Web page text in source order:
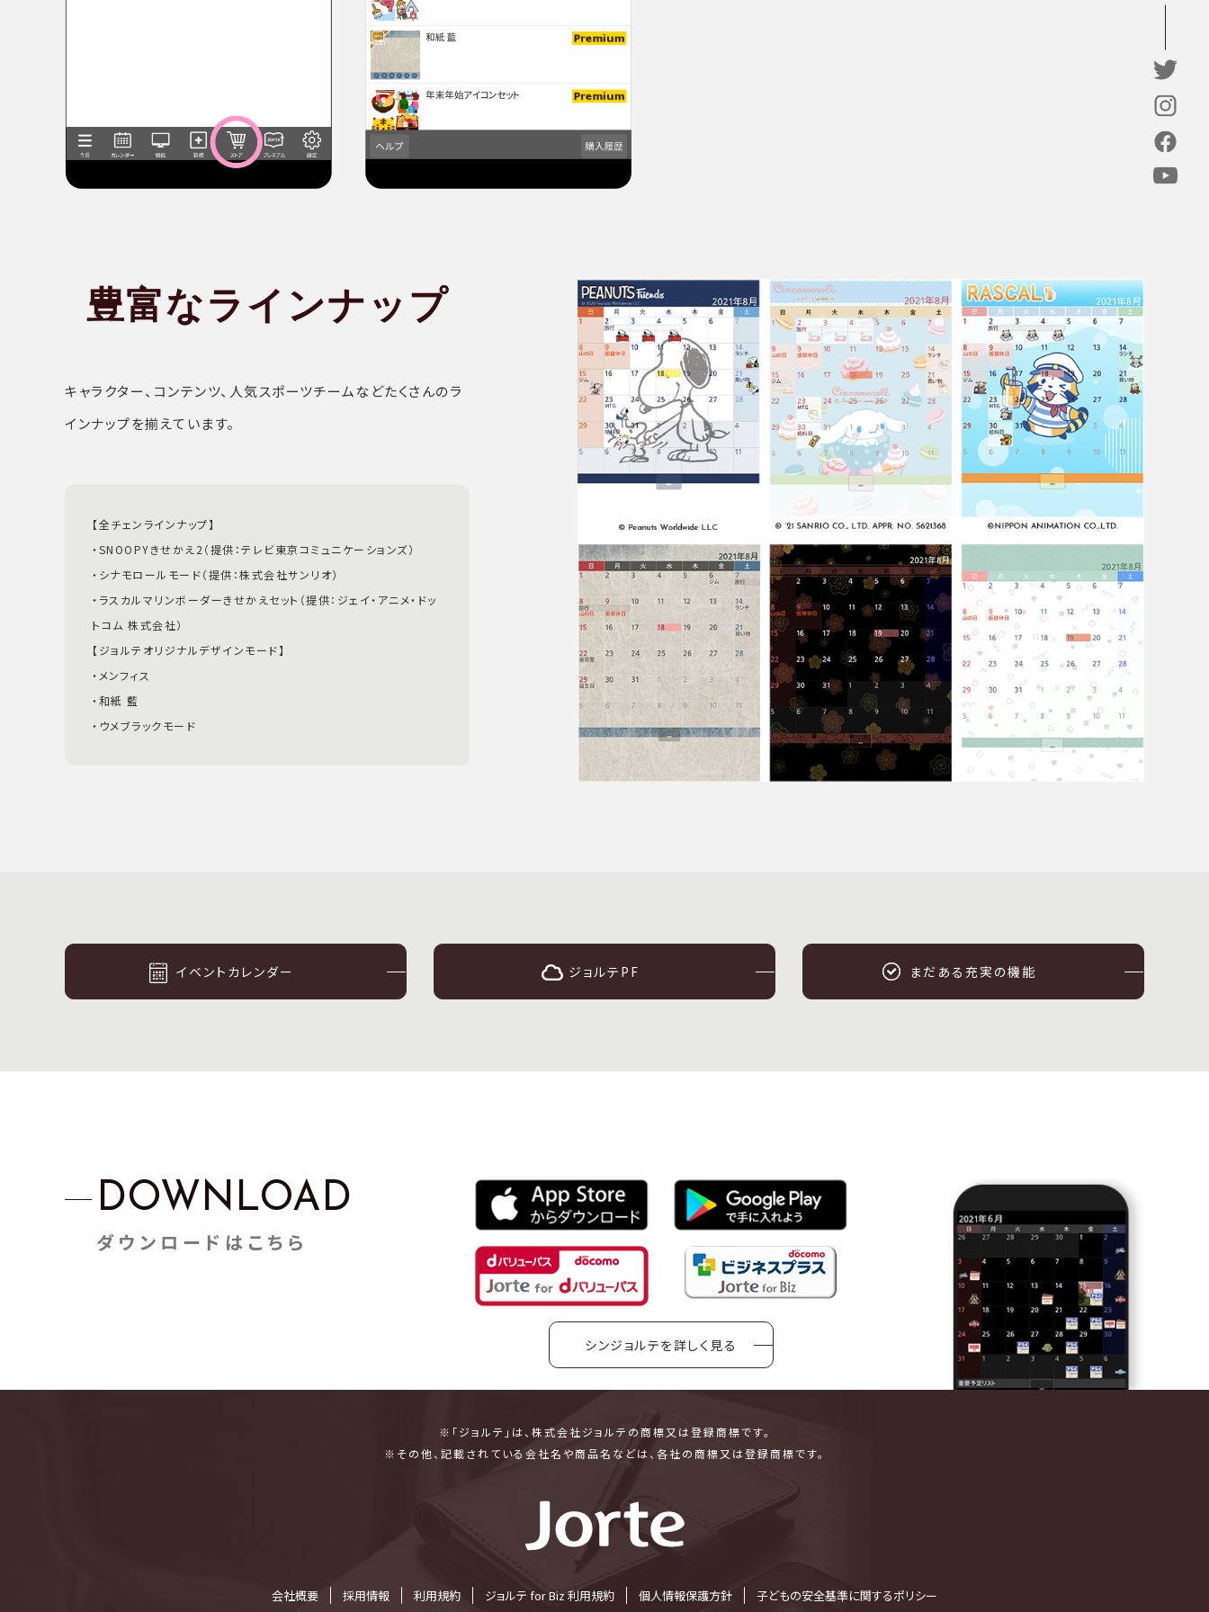
豊富なラインナップ
キャラクター、コンテンツ、人気スポーツチームなどたくさんのラ
インナップを揃えています。
【全チェンラインナップ】
・SNOOPYきせかえ2（提供：テレビ東京コミュニケーションズ）
・シナモロールモード（提供：株式会社サンリオ）
・ラスカルマリンボーダーきせかえセット（提供：ジェイ・アニメ・ドッ
トコム 株式会社）
【ジョルテオリジナルデザインモード】
・メンフィス
・和紙 藍
・ウメブラックモード
イベントカレンダー ジョルテPF まだある充実の機能
DOWNLOAD
ダウンロードはこちら
シンジョルテを詳しく見る
※「ジョルテ」は、株式会社ジョルテの商標又は登録商標です。
※その他、記載されている会社名や商品名などは、各社の商標又は登録商標です。
会社概要 採⽤情報 利⽤規約 ジョルテ for Biz 利⽤規約 個⼈情報保護⽅針 子どもの安全基準に関するポリシー